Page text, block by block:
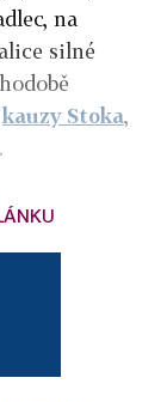
na
silné
kauzy Stoka,